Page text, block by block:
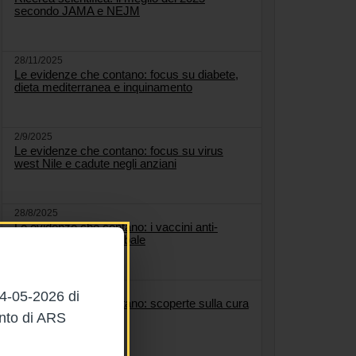
05-2026 di
di ARS
secondo JAMA e NEJM
28/11/2025
Le evidenze che contano: focus su diabete,
dieta mediterranea e inquinamento
2/9/2025
Le evidenze che contano: focus su virus
west Nile e cadute negli anziani
28/8/2025
Le evidenze che contano: i vaccini anti-
Covid, un bilancio globale
Le evidenze che contano: scoperte sulla cura
dell'osteoporosi